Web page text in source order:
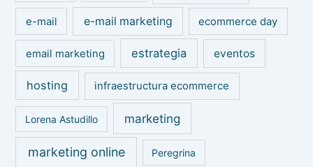
e-mail e-mail marketing ecommerce day
email marketing estrategia eventos
hosting infraestructura ecommerce
Lorena Astudillo marketing
marketing online Peregrina